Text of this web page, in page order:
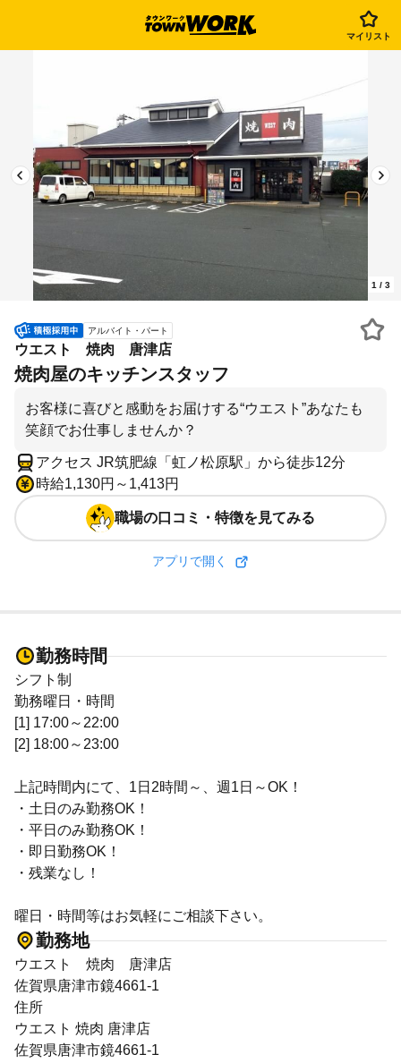
マイリスト
1 / 3
アルバイト・パート
ウエスト 焼肉 唐津店
焼肉屋のキッチンスタッフ
お客様に喜びと感動をお届けする“ウエスト”あなたも
笑顔でお仕事しませんか？
アクセス JR筑肥線「虹ノ松原駅」から徒歩12分
時給1,130円～1,413円
職場の口コミ・特徴を見てみる
アプリで開く
勤務時間
シフト制
勤務曜日・時間
[1] 17:00～22:00
[2] 18:00～23:00
上記時間内にて、1日2時間～、週1日～OK！
・土日のみ勤務OK！
・平日のみ勤務OK！
・即日勤務OK！
・残業なし！
曜日・時間等はお気軽にご相談下さい。
勤務地
ウエスト 焼肉 唐津店
佐賀県唐津市鏡4661-1
住所
ウエスト 焼肉 唐津店
佐賀県唐津市鏡4661-1